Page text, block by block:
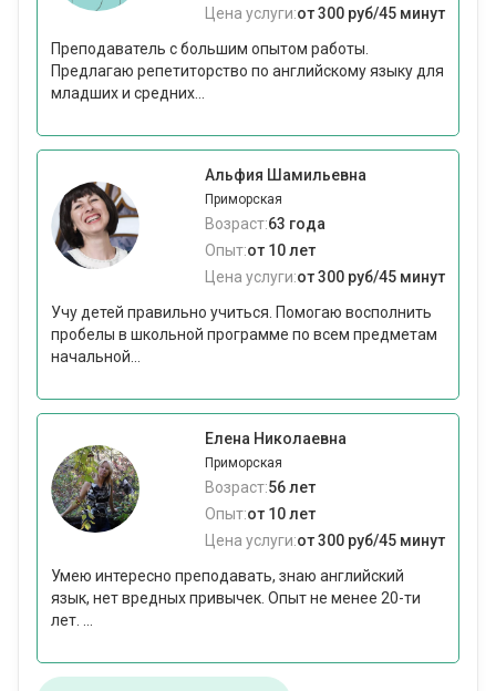
Цена услуги:от 300 руб/45 минут
Преподаватель с большим опытом работы.
Предлагаю репетиторство по английскому языку для
младших и средних...
Альфия Шамильевна
Приморская
Возраст:63 года
Опыт:от 10 лет
Цена услуги:от 300 руб/45 минут
Учу детей правильно учиться. Помогаю восполнить
пробелы в школьной программе по всем предметам
начальной...
Елена Николаевна
Приморская
Возраст:56 лет
Опыт:от 10 лет
Цена услуги:от 300 руб/45 минут
Умею интересно преподавать, знаю английский
язык, нет вредных привычек. Опыт не менее 20-ти
лет. ...